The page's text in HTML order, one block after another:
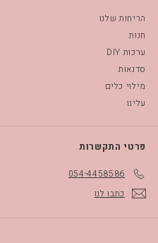
הריחות שלנו
חנות
ערכות DIY
סדנאות
מילוי כלים
עלינו
פרטי התקשרות
054-4458586
כתבו לנו